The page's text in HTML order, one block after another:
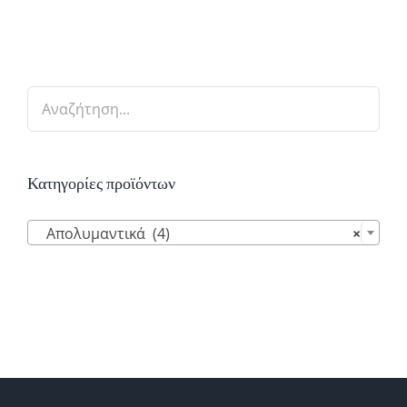
Κατηγορίες προϊόντων
×
Απολυμαντικά (4)